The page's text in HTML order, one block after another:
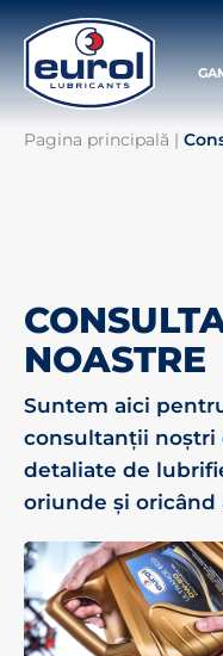
Pagina principală |
NOASTRE
Suntem aici
consultanții noștri
detaliate de
oriunde și oricând